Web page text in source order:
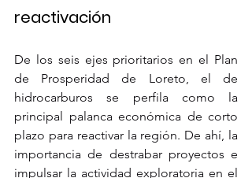
reactivación
De los seis ejes prioritarios en el Plan
de Prosperidad de Loreto, el de
hidrocarburos se perfila como la
principal palanca económica de corto
plazo para reactivar la región. De ahí, la
importancia de destrabar proyectos e
impulsar la actividad exploratoria en el